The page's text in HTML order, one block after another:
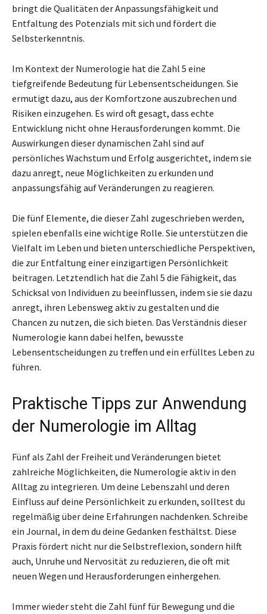
bringt die Qualitäten der Anpassungsfähigkeit und
Entfaltung des Potenzials mit sich und fördert die
Selbsterkenntnis.
Im Kontext der Numerologie hat die Zahl 5 eine
tiefgreifende Bedeutung für Lebensentscheidungen. Sie
ermutigt dazu, aus der Komfortzone auszubrechen und
Risiken einzugehen. Es wird oft gesagt, dass echte
Entwicklung nicht ohne Herausforderungen kommt. Die
Auswirkungen dieser dynamischen Zahl sind auf
persönliches Wachstum und Erfolg ausgerichtet, indem sie
dazu anregt, neue Möglichkeiten zu erkunden und
anpassungsfähig auf Veränderungen zu reagieren.
Die fünf Elemente, die dieser Zahl zugeschrieben werden,
spielen ebenfalls eine wichtige Rolle. Sie unterstützen die
Vielfalt im Leben und bieten unterschiedliche Perspektiven,
die zur Entfaltung einer einzigartigen Persönlichkeit
beitragen. Letztendlich hat die Zahl 5 die Fähigkeit, das
Schicksal von Individuen zu beeinflussen, indem sie sie dazu
anregt, ihren Lebensweg aktiv zu gestalten und die
Chancen zu nutzen, die sich bieten. Das Verständnis dieser
Numerologie kann dabei helfen, bewusste
Lebensentscheidungen zu treffen und ein erfülltes Leben zu
führen.
Praktische Tipps zur Anwendung
der Numerologie im Alltag
Fünf als Zahl der Freiheit und Veränderungen bietet
zahlreiche Möglichkeiten, die Numerologie aktiv in den
Alltag zu integrieren. Um deine Lebenszahl und deren
Einfluss auf deine Persönlichkeit zu erkunden, solltest du
regelmäßig über deine Erfahrungen nachdenken. Schreibe
ein Journal, in dem du deine Gedanken festhältst. Diese
Praxis fördert nicht nur die Selbstreflexion, sondern hilft
auch, Unruhe und Nervosität zu reduzieren, die oft mit
neuen Wegen und Herausforderungen einhergehen.
Immer wieder steht die Zahl fünf für Bewegung und die